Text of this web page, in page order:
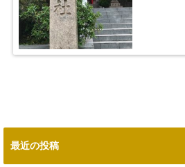
最近の投稿